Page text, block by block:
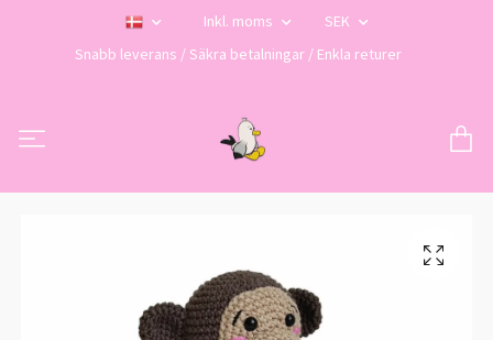
Inkl. moms
SEK
Snabb leverans / Säkra betalningar / Enkla returer